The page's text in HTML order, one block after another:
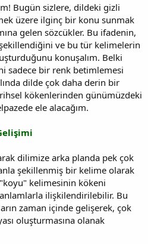
Bugün sizlere, dildeki gizli
üzere ilginç bir konu sunmak
gelen sözcükler. Bu ifadenin,
ve bu tür kelimelerin
konuşalım. Belki
sadece bir renk betimlemesi
dilde çok daha derin bir
kökenlerinden günümüzdeki
ele alacağım.
dilimize arka planda pek çok
şekillenmiş bir kelime olarak
kelimesinin kökeni
ilişkilendirilebilir. Bu
zaman içinde gelişerek, çok
oluşturmasına olanak